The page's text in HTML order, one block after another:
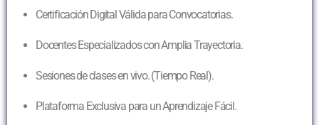
Certificación Digital Válida para Convocatorias.
Docentes Especializados con Amplia Trayectoria.
Sesiones de clases en vivo. (Tiempo Real).
Plataforma Exclusiva para un Aprendizaje Fácil.